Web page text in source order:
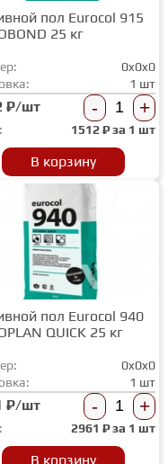
пол Eurocol 915
25 кг
0x0x0
1 шт
₽/шт - +
1512₽ за 1 шт
В корзину
пол Eurocol 940
QUICK 25 кг
0x0x0
1 шт
₽/шт - +
2961 ₽ за 1 шт
В корзину